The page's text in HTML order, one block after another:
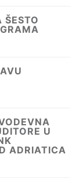
ŠESTO
U
ADRIATICA